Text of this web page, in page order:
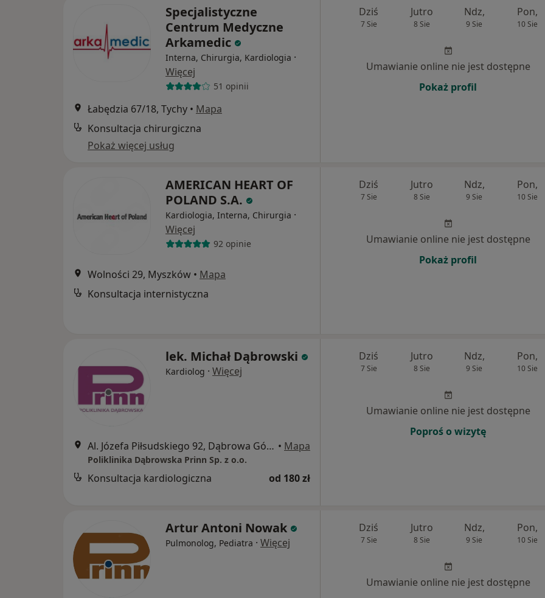
Specjalistyczne
Centrum Medyczne
Arkamedic
Interna, Chirurgia, Kardiologia ·
Więcej
51 opinii
Łabędzia 67/18, Tychy • Mapa
Konsultacja chirurgiczna
Pokaż więcej usług
Dziś
7 Sie
Jutro
8 Sie
Ndz,
9 Sie
Pon,
10 Sie
Umawianie online nie jest dostępne
Pokaż profil
AMERICAN HEART OF
POLAND S.A.
Kardiologia, Interna, Chirurgia ·
Więcej
92 opinie
Wolności 29, Myszków • Mapa
Konsultacja internistyczna
Dziś
7 Sie
Jutro
8 Sie
Ndz,
9 Sie
Pon,
10 Sie
Umawianie online nie jest dostępne
Pokaż profil
lek. Michał Dąbrowski
Kardiolog · Więcej
Al. Józefa Piłsudskiego 92, Dąbrowa Górnicza • Mapa
Poliklinika Dąbrowska Prinn Sp. z o.o.
Konsultacja kardiologiczna od 180 zł
Dziś
7 Sie
Jutro
8 Sie
Ndz,
9 Sie
Pon,
10 Sie
Umawianie online nie jest dostępne
Poproś o wizytę
Artur Antoni Nowak
Pulmonolog, Pediatra · Więcej
Dziś
7 Sie
Jutro
8 Sie
Ndz,
9 Sie
Pon,
10 Sie
Umawianie online nie jest dostępne